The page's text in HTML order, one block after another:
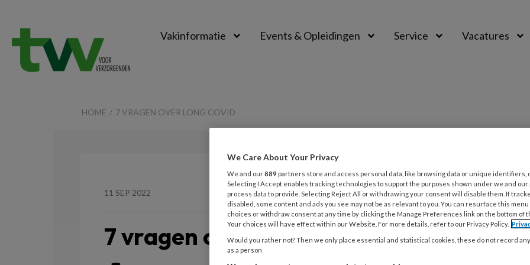
Vakinformatie Events & Opleidingen Service Vacatures
HOME 7 VRAGEN OVER LONG COVID
11 SEP 2022 Opslaan Reacties 0 Delen
7 vragen over long covid
3
We Care About Your Privacy
We and our889 partners store and access personal data, like browsing data or unique identifiers,
Selecting I Accept enables tracking technologies to support the purposes shown under we and
process data to provide. Selecting Reject All or withdrawing your consent will disable them. If
disabled, some content and ads you see may not be as relevant to you. You can resurface this
choices or withdraw consent at any time by clicking the Manage Preferences link on the bottom of
Your choices will have effect within our Website. For more details, refer to our Privacy Policy.
Would you rather not? Then we only place essential and statistical cookies, these do not record
as a person